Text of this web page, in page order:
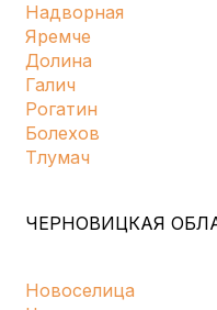
Надворная
Яремче
Долина
Галич
Рогатин
Болехов
Тлумач
ЧЕРНОВИЦКАЯ
Новоселица